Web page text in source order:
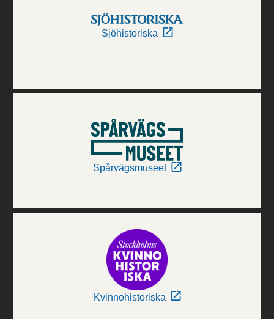
Sjöhistoriska
Spårvägsmuseet
Kvinnohistoriska